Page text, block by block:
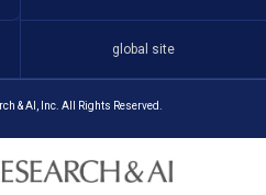
global site
& AI, Inc. All Rights Reserved.